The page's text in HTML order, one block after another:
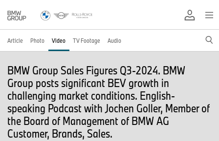
Article Photo Video TV Footage Audio
BMW Group Sales Figures Q3-2024. BMW
Group posts significant BEV growth in
challenging market conditions. English-
speaking Podcast with Jochen Goller, Member of
the Board of Management of BMW AG
Customer, Brands, Sales.